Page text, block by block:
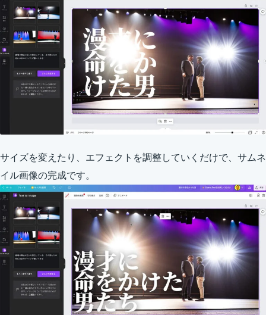
サイズを変えたり、エフェクトを調整していくだけで、サムネ
イル画像の完成です。